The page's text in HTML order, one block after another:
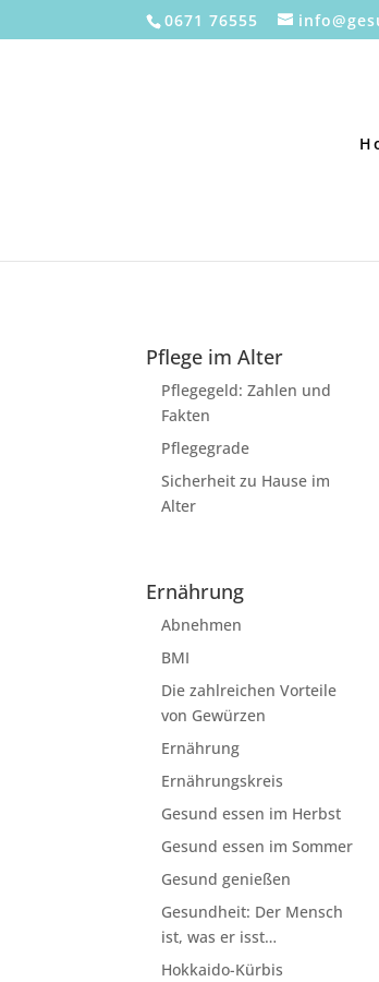
0671 76555
Pflege im Alter
Pflegegeld: Zahlen und
Fakten
Pflegegrade
Sicherheit zu Hause im
Alter
Ernährung
Abnehmen
BMI
Die zahlreichen Vorteile
von Gewürzen
Ernährung
Ernährungskreis
Gesund essen im Herbst
Gesund essen im Sommer
Gesund genießen
Gesundheit: Der Mensch
ist, was er isst…
Hokkaido-Kürbis